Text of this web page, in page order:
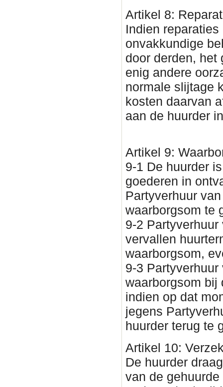
Artikel 8:
Indien
onvakkundige
door derden, het
enig andere
normale slijtage
kosten daarvan
aan de huurder
Artikel 9:
9-1 De huurder
goederen in
Partyverhuur
waarborgsom te
9-2
vervallen
waarborgsom,
9-3
waarborgsom bij
indien op dat
jegens
huurder terug te
Artikel 10:
De huurder
van de